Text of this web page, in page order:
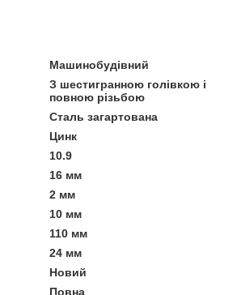
Машинобудівний
З шестигранною голівкою і
повною різьбою
Сталь загартована
Цинк
10.9
16 мм
2 мм
10 мм
110 мм
24 мм
Новий
Повна